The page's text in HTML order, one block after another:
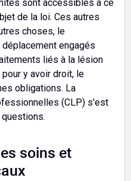
sont accessibles à ce
de la loi. Ces autres
choses, le
engagés
liés à la lésion
y avoir droit, le
obligations. La
(CLP) s'est
soins et